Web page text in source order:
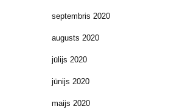
septembris 2020
augusts 2020
jūlijs 2020
jūnijs 2020
maijs 2020